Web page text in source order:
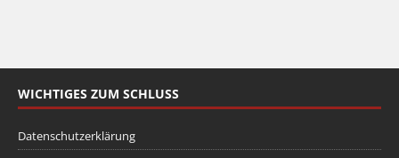
WICHTIGES ZUM SCHLUSS
Datenschutzerklärung